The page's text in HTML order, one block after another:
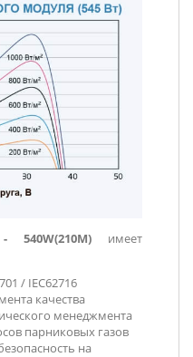
имеет
/ IEC62716
качества
менеджмента
парниковых газов
на